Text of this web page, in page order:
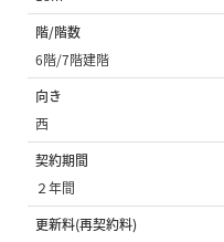
階/階数
6階/7階建階
向き
西
契約期間
２年間
更新料(再契約料)